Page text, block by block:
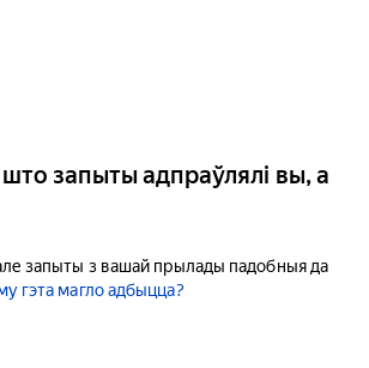
запыты адпраўлялі вы, а
запыты з вашай прылады падобныя да
гэта магло адбыцца?